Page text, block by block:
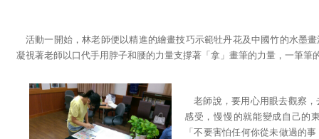
活動一開始，林老師便以精進的繪畫技巧示範牡丹花及中國竹的水墨
凝視著老師以口代手用脖子和腰的力量支撐著「拿」畫筆的力量，一筆筆
老師說，要用心用眼去觀察
感受，慢慢的就能變成自己的
「不要害怕任何你從未做過的